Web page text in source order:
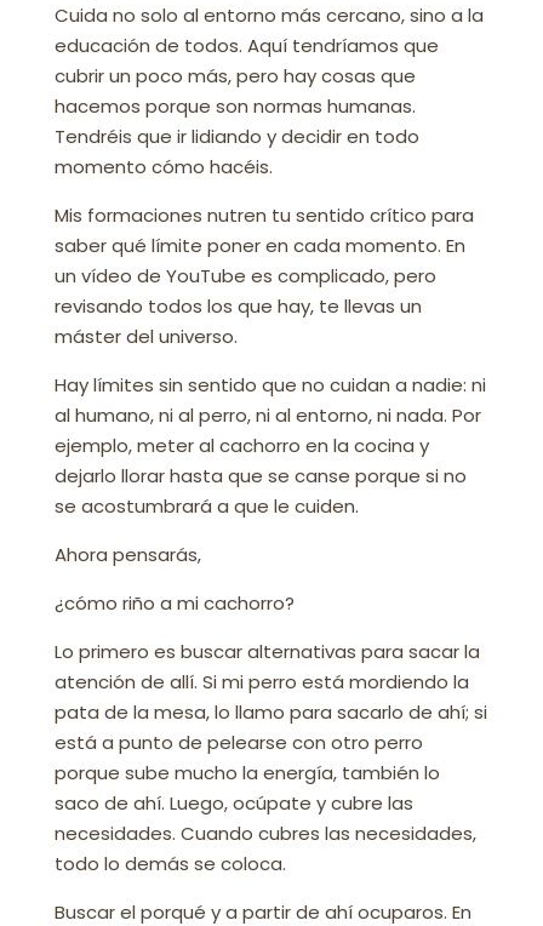
Cuida no solo al entorno más cercano, sino a la
educación de todos. Aquí tendríamos que
cubrir un poco más, pero hay cosas que
hacemos porque son normas humanas.
Tendréis que ir lidiando y decidir en todo
momento cómo hacéis.
Mis formaciones nutren tu sentido crítico para
saber qué límite poner en cada momento. En
un vídeo de YouTube es complicado, pero
revisando todos los que hay, te llevas un
máster del universo.
Hay límites sin sentido que no cuidan a nadie: ni
al humano, ni al perro, ni al entorno, ni nada. Por
ejemplo, meter al cachorro en la cocina y
dejarlo llorar hasta que se canse porque si no
se acostumbrará a que le cuiden.
Ahora pensarás,
¿cómo riño a mi cachorro?
Lo primero es buscar alternativas para sacar la
atención de allí. Si mi perro está mordiendo la
pata de la mesa, lo llamo para sacarlo de ahí; si
está a punto de pelearse con otro perro
porque sube mucho la energía, también lo
saco de ahí. Luego, ocúpate y cubre las
necesidades. Cuando cubres las necesidades,
todo lo demás se coloca.
Buscar el porqué y a partir de ahí ocuparos. En